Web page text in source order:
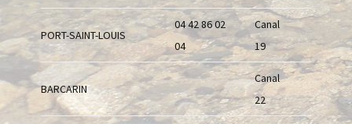
PORT-SAINT-LOUIS
04 42 86 02
04
Canal
19
BARCARIN
Canal
22